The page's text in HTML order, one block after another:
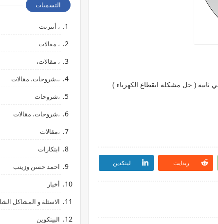
ريدايت لينكدين
التسميات
، أنترنت
، مقالات
، مقالات،
،،شروحات، مقالات
،شروحات
،شروحات، مقالات
،مقالات
ابتكارات
احمد حسن وزينب
أخبار
الاسئلة و المشاكل
البيتكوين